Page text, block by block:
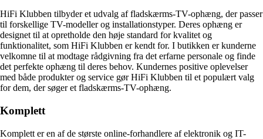
HiFi Klubben tilbyder et udvalg af fladskærms-TV-ophæng, der passer
til forskellige TV-modeller og installationstyper. Deres ophæng er
designet til at opretholde den høje standard for kvalitet og
funktionalitet, som HiFi Klubben er kendt for. I butikken er kunderne
velkomne til at modtage rådgivning fra det erfarne personale og finde
det perfekte ophæng til deres behov. Kundernes positive oplevelser
med både produkter og service gør HiFi Klubben til et populært valg
for dem, der søger et fladskærms-TV-ophæng.
Komplett
Komplett er en af de største online-forhandlere af elektronik og IT-